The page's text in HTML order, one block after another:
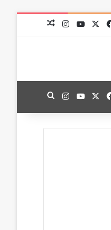
فيسبوك
‫X
‫YouTubeانستقراممقال عشوائي
فيسبوك
‫X
‫YouTubeانستقرامبحث عن